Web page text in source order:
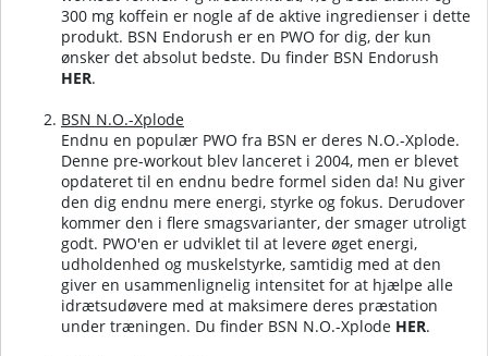
300 mg koffein er nogle af de aktive ingredienser i dette
produkt. BSN Endorush er en PWO for dig, der kun
ønsker det absolut bedste. Du finder BSN Endorush
HER.
BSN N.O.-Xplode
Endnu en populær PWO fra BSN er deres N.O.-Xplode.
Denne pre-workout blev lanceret i 2004, men er blevet
opdateret til en endnu bedre formel siden da! Nu giver
den dig endnu mere energi, styrke og fokus. Derudover
kommer den i flere smagsvarianter, der smager utroligt
godt. PWO'en er udviklet til at levere øget energi,
udholdenhed og muskelstyrke, samtidig med at den
giver en usammenlignelig intensitet for at hjælpe alle
idrætsudøvere med at maksimere deres præstation
under træningen. Du finder BSN N.O.-Xplode HER.